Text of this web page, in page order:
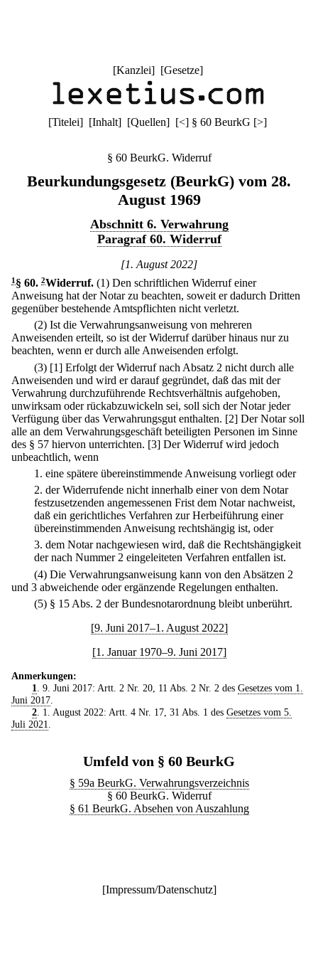
[Kanzlei] [Gesetze]
[Titelei] [Inhalt] [Quellen] [<] § 60 BeurkG [>]
§ 60 BeurkG. Widerruf
Beurkundungsgesetz (BeurkG) vom 28.
August 1969
Abschnitt 6. Verwahrung
Paragraf 60. Widerruf
[1. August 2022]
1 § 60. 2Widerruf. (1) Den schriftlichen Widerruf einer
Anweisung hat der Notar zu beachten, soweit er dadurch Dritten
gegenüber bestehende Amtspflichten nicht verletzt.
(2) Ist die Verwahrungsanweisung von mehreren
Anweisenden erteilt, so ist der Widerruf darüber hinaus nur zu
beachten, wenn er durch alle Anweisenden erfolgt.
(3) [1] Erfolgt der Widerruf nach Absatz 2 nicht durch alle
Anweisenden und wird er darauf gegründet, daß das mit der
Verwahrung durchzuführende Rechtsverhältnis aufgehoben,
unwirksam oder rückabzuwickeln sei, soll sich der Notar jeder
Verfügung über das Verwahrungsgut enthalten. [2] Der Notar soll
alle an dem Verwahrungsgeschäft beteiligten Personen im Sinne
des § 57 hiervon unterrichten. [3] Der Widerruf wird jedoch
unbeachtlich, wenn
1. eine spätere übereinstimmende Anweisung vorliegt oder
2. der Widerrufende nicht innerhalb einer von dem Notar
festzusetzenden angemessenen Frist dem Notar nachweist,
daß ein gerichtliches Verfahren zur Herbeiführung einer
übereinstimmenden Anweisung rechtshängig ist, oder
3. dem Notar nachgewiesen wird, daß die Rechtshängigkeit
der nach Nummer 2 eingeleiteten Verfahren entfallen ist.
(4) Die Verwahrungsanweisung kann von den Absätzen 2
und 3 abweichende oder ergänzende Regelungen enthalten.
(5) § 15 Abs. 2 der Bundesnotarordnung bleibt unberührt.
[9. Juni 2017–1. August 2022]
[1. Januar 1970–9. Juni 2017]
Anmerkungen:
1
. 9. Juni 2017: Artt. 2 Nr. 20, 11 Abs. 2 Nr. 2 des Gesetzes vom 1.
Juni 2017
2. 1. August 2022: Artt. 4 Nr. 17, 31 Abs. 1 des Gesetzes vom 5.
Juli 2021
Umfeld von § 60 BeurkG
§ 59a BeurkG. Verwahrungsverzeichnis
§ 60 BeurkG. Widerruf
§ 61 BeurkG. Absehen von Auszahlung
[Impressum/Datenschutz]